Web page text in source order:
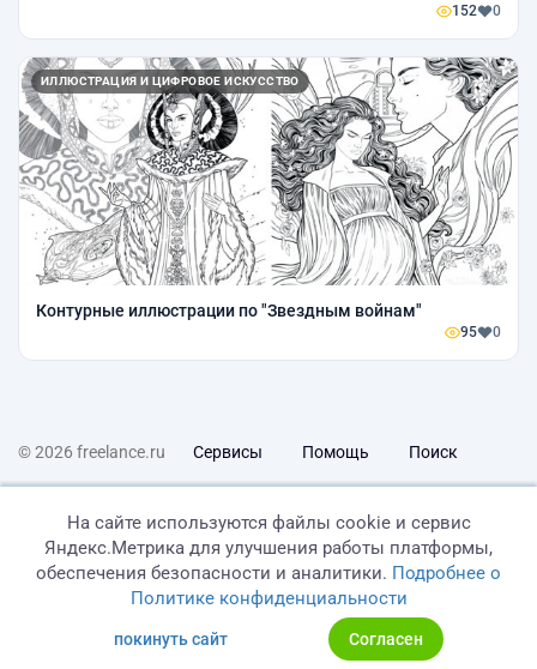
152 0
ИЛЛЮСТРАЦИЯ И ЦИФРОВОЕ ИСКУССТВО
Контурные иллюстрации по "Звездным войнам"
95 0
© 2026 freelance.ru Сервисы Помощь Поиск
Дисклеймер о ЗоЗПП Отказ от ответственности
На сайте используются файлы cookie и сервис
Яндекс.Метрика для улучшения работы платформы,
обеспечения безопасности и аналитики. Подробнее о
Политике конфиденциальности
покинуть сайт Согласен